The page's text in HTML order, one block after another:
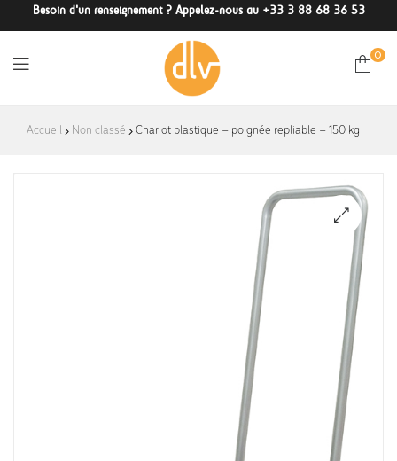
Besoin d'un renseignement ? Appelez-nous au +33 3 88 68 36 53
DLV-
0
Accueil Non classé Chariot plastique – poignée repliable – 150 kg